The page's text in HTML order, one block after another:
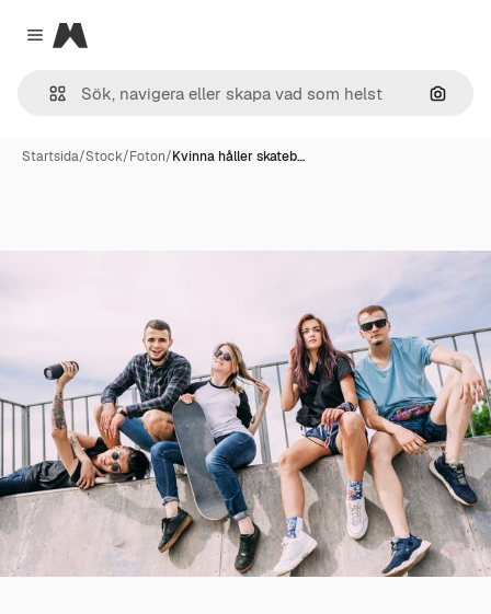
Close menu
Magnific
Sök
Startsida/Stock/Foton/Kvinna håller skateb…